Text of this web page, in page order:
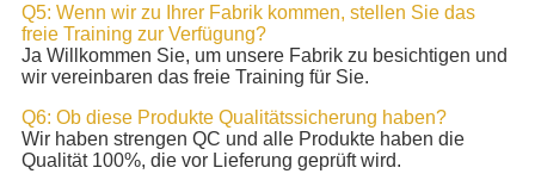
Q5: Wenn wir zu Ihrer Fabrik kommen, stellen Sie das
freie Training zur Verfügung?
Ja Willkommen Sie, um unsere Fabrik zu besichtigen und
wir vereinbaren das freie Training für Sie.
Q6: Ob diese Produkte Qualitätssicherung haben?
Wir haben strengen QC und alle Produkte haben die
Qualität 100%, die vor Lieferung geprüft wird.